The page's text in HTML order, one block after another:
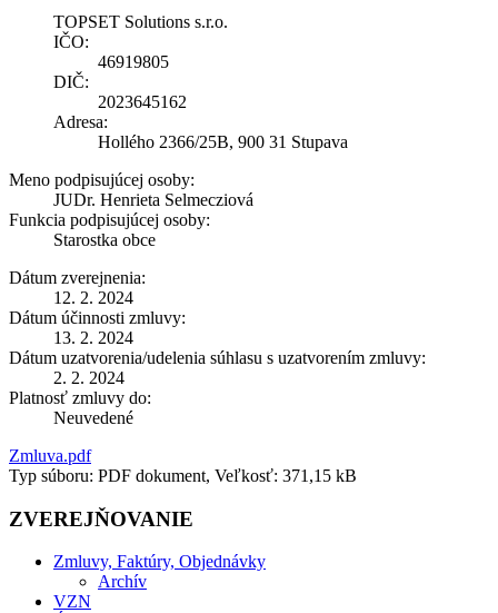
TOPSET Solutions s.r.o.
IČO:
46919805
DIČ:
2023645162
Adresa:
Hollého 2366/25B, 900 31 Stupava
Meno podpisujúcej osoby:
JUDr. Henrieta Selmecziová
Funkcia podpisujúcej osoby:
Starostka obce
Dátum zverejnenia:
12. 2. 2024
Dátum účinnosti zmluvy:
13. 2. 2024
Dátum uzatvorenia/udelenia súhlasu s uzatvorením zmluvy:
2. 2. 2024
Platnosť zmluvy do:
Neuvedené
Zmluva.pdf
Typ súboru: PDF dokument, Veľkosť: 371,15 kB
ZVEREJŇOVANIE
Zmluvy, Faktúry, Objednávky
Archív
VZN